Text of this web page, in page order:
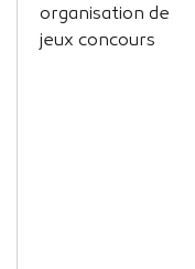
organisation de
jeux concours